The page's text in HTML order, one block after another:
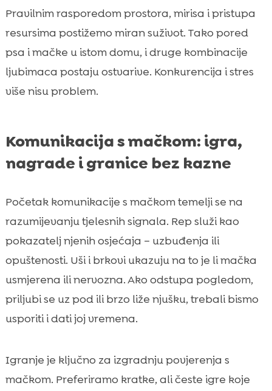
Pravilnim rasporedom prostora, mirisa i pristupa
resursima postižemo miran suživot. Tako pored
psa i mačke u istom domu, i druge kombinacije
ljubimaca postaju ostvarive. Konkurencija i stres
više nisu problem.
Komunikacija s mačkom: igra,
nagrade i granice bez kazne
Početak komunikacije s mačkom temelji se na
razumijevanju tjelesnih signala. Rep služi kao
pokazatelj njenih osjećaja – uzbuđenja ili
opuštenosti. Uši i brkovi ukazuju na to je li mačka
usmjerena ili nervozna. Ako odstupa pogledom,
priljubi se uz pod ili brzo liže njušku, trebali bismo
usporiti i dati joj vremena.
Igranje je ključno za izgradnju povjerenja s
mačkom. Preferiramo kratke, ali česte igre koje